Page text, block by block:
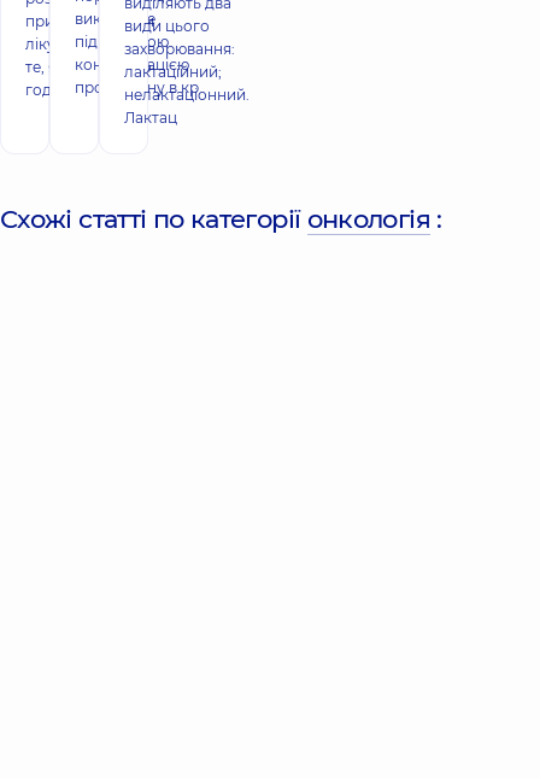
причини, методи
лікування і про
те, як правильно
году
викликане
підвищеною
концентрацією
пролактину в кр
види цього
захворювання:
лактаційний;
нелактаціонний.
Лактац
Схожі статті по категорії онкологія :